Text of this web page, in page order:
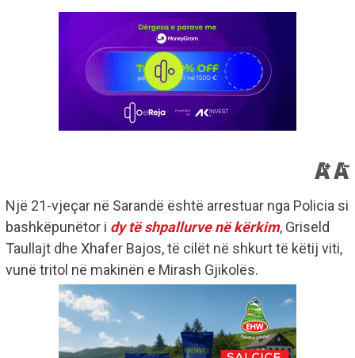
Një 21-vjeçar në Sarandë është arrestuar nga Policia si
bashkëpunëtor i dy të shpallurve në kërkim, Griseld
Taullajt dhe Xhafer Bajos, të cilët në shkurt të këtij viti,
vunë tritol në makinën e Mirash Gjikolës.